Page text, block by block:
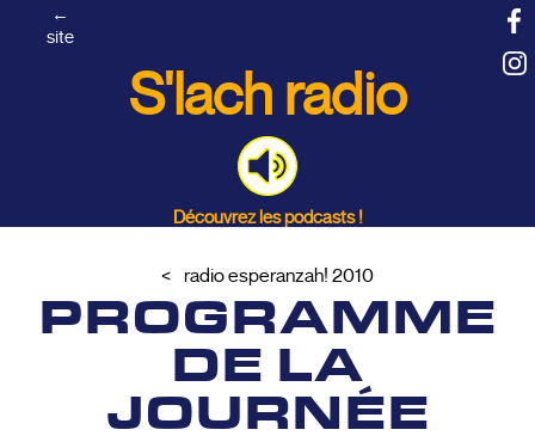
S'lach radio
Découvrez les podcasts !
←
site
radio esperanzah! 2010
PROGRAMME
DE LA
JOURNÉE